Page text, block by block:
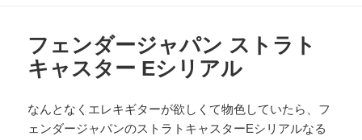
フェンダージャパン ストラト
キャスター Eシリアル
なんとなくエレキギターが欲しくて物色していたら、フ
ェンダージャパンのストラトキャスターEシリアルなる